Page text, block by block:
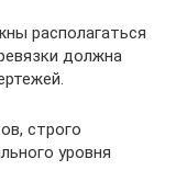
располагаться
должна
строго
уровня